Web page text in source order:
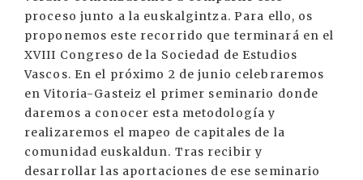
proceso junto a la euskalgintza. Para ello, os
proponemos este recorrido que terminará en el
XVIII Congreso de la Sociedad de Estudios
Vascos. En el próximo 2 de junio celebraremos
en Vitoria-Gasteiz el primer seminario donde
daremos a conocer esta metodología y
realizaremos el mapeo de capitales de la
comunidad euskaldun. Tras recibir y
desarrollar las aportaciones de ese seminario